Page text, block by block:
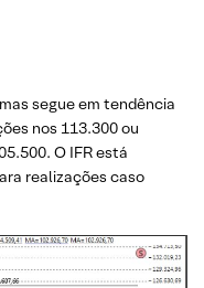
segue em tendência
nos 113.300 ou
O IFR está
realizações caso